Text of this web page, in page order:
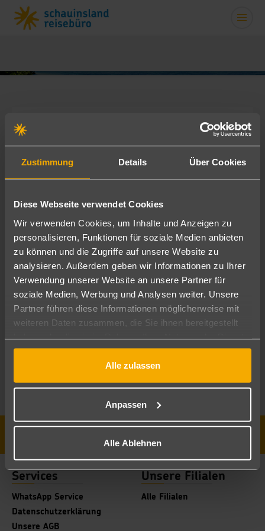
Zustimmung Details Über Cookies
Diese Webseite verwendet Cookies
Wir verwenden Cookies, um Inhalte und Anzeigen zu
personalisieren, Funktionen für soziale Medien anbieten
zu können und die Zugriffe auf unsere Website zu
analysieren. Außerdem geben wir Informationen zu Ihrer
Verwendung unserer Website an unsere Partner für
soziale Medien, Werbung und Analysen weiter. Unsere
Partner führen diese Informationen möglicherweise mit
weiteren Daten zusammen, die Sie ihnen bereitgestellt
gesammelt haben.
Alle zulassen
Anpassen
Alle Ablehnen
Unsere Stellenangebote
Es gibt keine veröffentlichte Stellenangeboten von
schauinsland reisebüro
To view this video, you must accept marketing cookies.
Services
WhatsApp Service
Datenschutzerklärung
Unsere AGB
Unsere Filialen
Alle Filialen